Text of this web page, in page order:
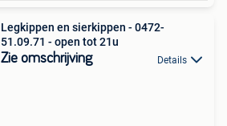
Legkippen en sierkippen - 0472-
51.09.71 - open tot 21u
Zie omschrijving Details